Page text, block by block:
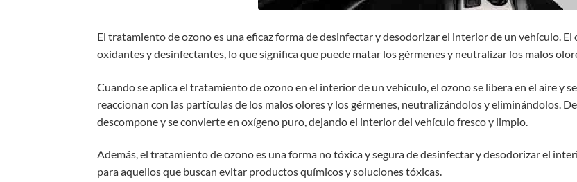
El tratamiento de ozono es una eficaz forma de desinfectar y desodorizar el interior de un vehículo.
oxidantes y desinfectantes, lo que significa que puede matar los gérmenes y neutralizar los malos
Cuando se aplica el tratamiento de ozono en el interior de un vehículo, el ozono se libera en el aire y
reaccionan con las partículas de los malos olores y los gérmenes, neutralizándolos y eliminándolos.
descompone y se convierte en oxígeno puro, dejando el interior del vehículo fresco y limpio.
Además, el tratamiento de ozono es una forma no tóxica y segura de desinfectar y desodorizar el
para aquellos que buscan evitar productos químicos y soluciones tóxicas.